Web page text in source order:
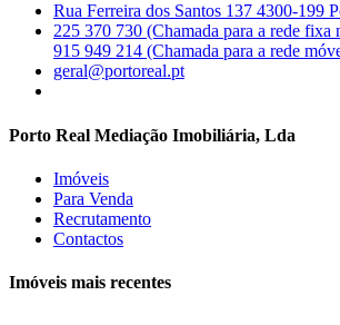
Rua Ferreira dos Santos 137 4300-199
225 370 730 (Chamada para a rede fixa
915 949 214 (Chamada para a rede
geral@portoreal.pt
Porto Real Mediação Imobiliária, Lda
Imóveis
Para Venda
Recrutamento
Contactos
Imóveis mais recentes